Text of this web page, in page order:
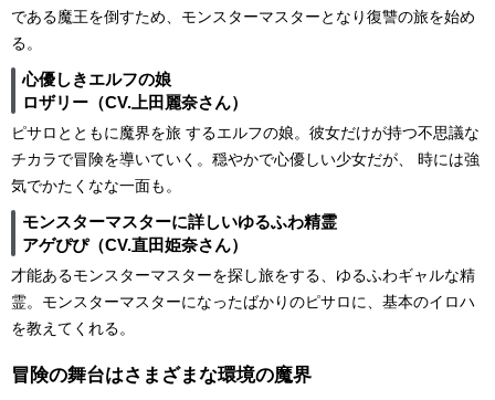
である魔王を倒すため、モンスターマスターとなり復讐の旅を始め
る。
心優しきエルフの娘
ロザリー（CV.上田麗奈さん）
ピサロとともに魔界を旅 するエルフの娘。彼女だけが持つ不思議な
チカラで冒険を導いていく。穏やかで心優しい少女だが、 時には強
気でかたくなな一面も。
モンスターマスターに詳しいゆるふわ精霊
アゲぴぴ（CV.直田姫奈さん）
才能あるモンスターマスターを探し旅をする、ゆるふわギャルな精
霊。モンスターマスターになったばかりのピサロに、基本のイロハ
を教えてくれる。
冒険の舞台はさまざまな環境の魔界